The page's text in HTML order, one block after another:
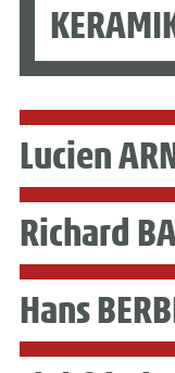
Lucien
Richard
Hans